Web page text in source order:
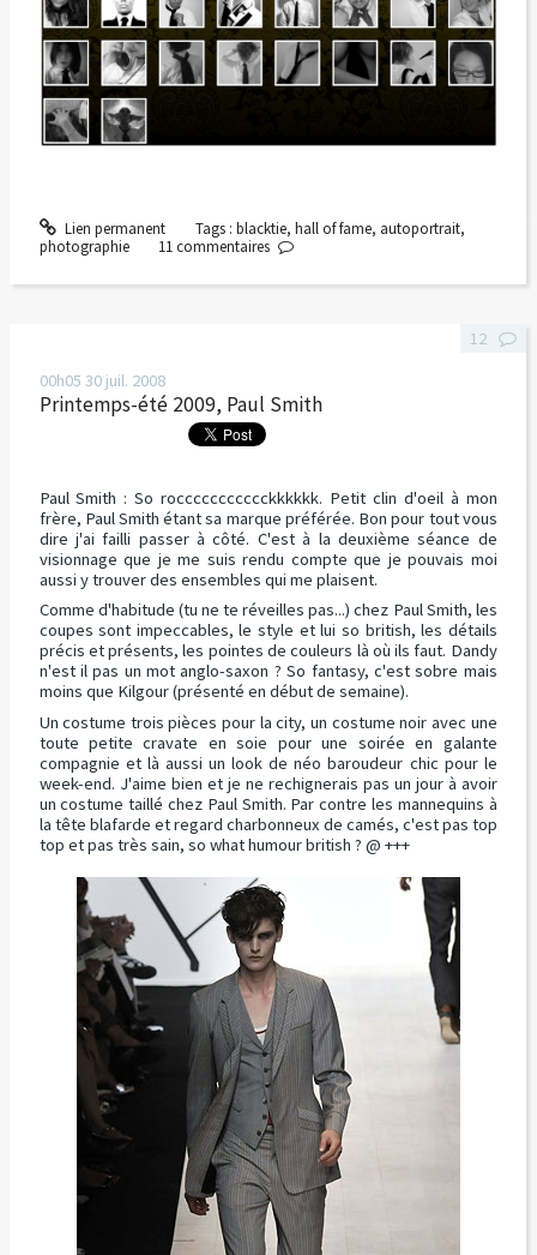
Lien permanent Tags : blacktie, hall of fame, autoportrait,
photographie
11commentaires
00h05 30 juil. 2008
Printemps-été 2009, Paul Smith
Paul Smith : So roccccccccccckkkkkk. Petit clin d'oeil à mon
frère, Paul Smith étant sa marque préférée. Bon pour tout vous
dire j'ai failli passer à côté. C'est à la deuxième séance de
visionnage que je me suis rendu compte que je pouvais moi
aussi y trouver des ensembles qui me plaisent.
Comme d'habitude (tu ne te réveilles pas...) chez Paul Smith, les
coupes sont impeccables, le style et lui so british, les détails
précis et présents, les pointes de couleurs là où ils faut. Dandy
n'est il pas un mot anglo-saxon ? So fantasy, c'est sobre mais
moins que Kilgour (présenté en début de semaine).
Un costume trois pièces pour la city, un costume noir avec une
toute petite cravate en soie pour une soirée en galante
compagnie et là aussi un look de néo baroudeur chic pour le
week-end. J'aime bien et je ne rechignerais pas un jour à avoir
un costume taillé chez Paul Smith. Par contre les mannequins à
la tête blafarde et regard charbonneux de camés, c'est pas top
top et pas très sain, so what humour british ? @ +++
12